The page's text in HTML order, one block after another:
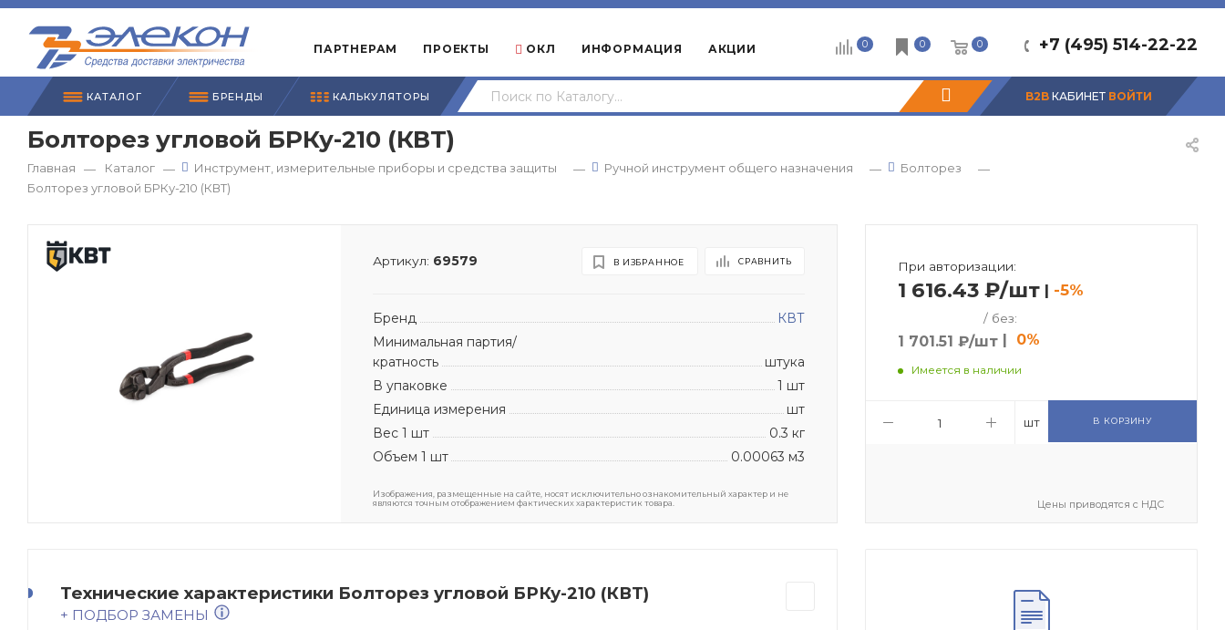
ПАРТНЕРАМ ПРОЕКТЫ ОКЛ ИНФОРМАЦИЯ АКЦИИ +7 (495) 514-22-22
0 0 0
B2B КАБИНЕТ ВОЙТИ
КАТАЛОГ БРЕНДЫ КАЛЬКУЛЯТОРЫ
Болторез угловой БРКу-210 (КВТ)
Главная — Каталог — Инструмент, измерительные приборы и средства защиты — Ручной инструмент общего назначения — Болторез
—
Болторез угловой БРКу-210 (КВТ)
Артикул: 69579 В ИЗБРАННОЕ СРАВНИТЬ
Бренд
КВТ
Минимальная партия/
кратность
штука
В упаковке
1 шт
Единица измерения
шт
Вес 1 шт
0.3 кг
Объем 1 шт
0.00063 м3
Изображения, размещенные на сайте, носят исключительно ознакомительный характер и не
являются точным отображением фактических характеристик товара.
При авторизации:
1 616.43 ₽/шт | -5%
/ без:
1 701.51 ₽/шт | 0%
Имеется в наличии
шт В КОРЗИНУ
Цены приводятся с НДС
Технические характеристики Болторез угловой БРКу-210 (КВТ)
+ ПОДБОР ЗАМЕНЫ